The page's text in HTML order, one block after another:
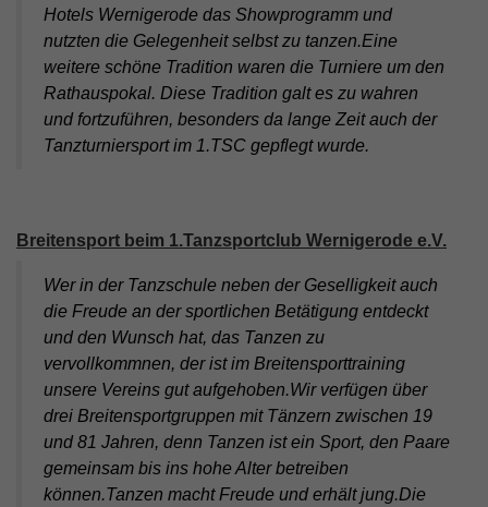
Hotels Wernigerode das Showprogramm und
nutzten die Gelegenheit selbst zu tanzen.Eine
weitere schöne Tradition waren die Turniere um den
Rathauspokal. Diese Tradition galt es zu wahren
und fortzuführen, besonders da lange Zeit auch der
Tanzturniersport im 1.TSC gepflegt wurde.
Breitensport beim 1.Tanzsportclub Wernigerode e.V.
Wer in der Tanzschule neben der Geselligkeit auch
die Freude an der sportlichen Betätigung entdeckt
und den Wunsch hat, das Tanzen zu
vervollkommnen, der ist im Breitensporttraining
unsere Vereins gut aufgehoben.Wir verfügen über
drei Breitensportgruppen mit Tänzern zwischen 19
und 81 Jahren, denn Tanzen ist ein Sport, den Paare
gemeinsam bis ins hohe Alter betreiben
können.Tanzen macht Freude und erhält jung.Die